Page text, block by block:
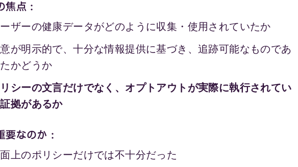
焦点：
ザーの健康データがどのように収集・使用されていたか
が明示的で、十分な情報提供に基づき、追跡可能なものであ
かどうか
シーの文言だけでなく、オプトアウトが実際に執行されてい
拠があるか
要なのか：
上のポリシーだけでは不十分だった